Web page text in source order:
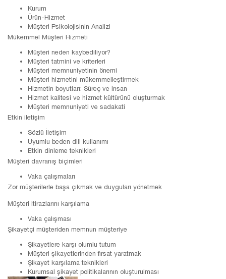
Kurum
Ürün-Hizmet
Müşteri Psikolojisinin Analizi
Mükemmel Müşteri Hizmeti
Müşteri neden kaybediliyor?
Müşteri tatmini ve kriterleri
Müşteri memnuniyetinin önemi
Müşteri hizmetini mükemmelleştirmek
Hizmetin boyutları: Süreç ve İnsan
Hizmet kalitesi ve hizmet kültürünü oluşturmak
Müşteri memnuniyeti ve sadakati
Etkin iletişim
Sözlü İletişim
Uyumlu beden dili kullanımı
Etkin dinleme teknikleri
Müşteri davranış biçimleri
Vaka çalışmaları
Zor müşterilerle başa çıkmak ve duyguları yönetmek
Müşteri itirazlarını karşılama
Vaka çalışması
Şikayetçi müşteriden memnun müşteriye
Şikayetlere karşı olumlu tutum
Müşteri şikayetlerinden fırsat yaratmak
Şikayet karşılama teknikleri
Kurumsal şikayet politikalarının oluşturulması